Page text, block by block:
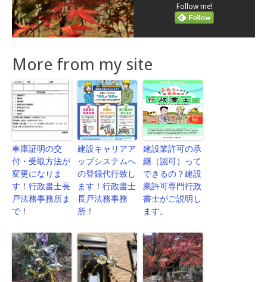
Follow me!
More from my site
車庫証明の交
付・受取方法が
変更になりま
す！行政書士長
戸法務事務所ま
で！
建設キャリアア
ップシステムへ
の登録代行致し
ます！行政書士
長戸法務事務
所！
建設業許可の承
継（認可）って
できるの？建設
業許可専門行政
書士がご説明し
ます。